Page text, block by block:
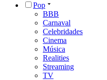
Pop
BBB
Carnaval
Celebridades
Cinema
Música
Realities
Streaming
TV